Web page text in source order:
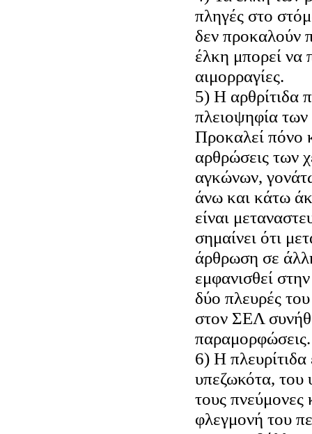
πληγές στο
δεν προκαλούν
έλκη μπορεί να
αιμορραγίες.
5) Η αρθρίτιδα
πλειοψηφία
Προκαλεί πόνο
αρθρώσεις των
αγκώνων,
άνω και κάτω
είναι
σημαίνει ότι
άρθρωση σε
εμφανισθεί
δύο πλευρές
στον ΣΕΛ
παραμορφώσεις.
6) Η πλευρίτιδα
υπεζωκότα, του
τους πνεύμονες
φλεγμονή του